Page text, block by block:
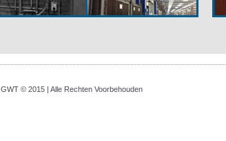
GWT © 2015 | Alle Rechten Voorbehouden